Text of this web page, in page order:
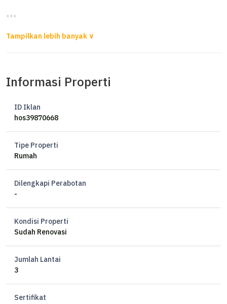
***
Dekat Pom Bensin, dekat Resto, dekat Rumah Sakit, dekat
Informasi Properti
ID Iklan
hos39870668
Tipe Properti
Rumah
Dilengkapi Perabotan
-
Kondisi Properti
Sudah Renovasi
Jumlah Lantai
3
Sertifikat